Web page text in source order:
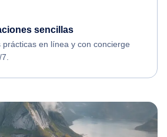
sencillas
prácticas en línea y con concierge